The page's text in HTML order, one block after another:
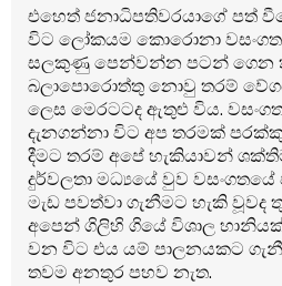
එහෙත් ජනාධිපතිවරයාගේ පත්
විට ලෝකයම කොරොනා
සලකුණු පෙන්වන්න පටන් ගෙන
බලාපොරොත්තු නොවු තරම්
ලෙස මෙරටටද ඇතුළු විය.
දැනගන්නා විට අප තරමක්
දීමට තරම් අපේ හැකියාවන්
දුර්වලතා මධ්‍යයේ වුව වසංගතයේ
මැඩ පවත්වා ගැනීමට හැකි වූවද
අපෙන් ගිලිහි ගියේ විශාල
වන විට එය යම් පාලනයකට
තවම අනතුර පහව නැත.